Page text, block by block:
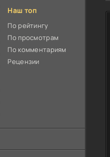
Наш топ
По рейтингу
По просмотрам
По комментариям
Рецензии